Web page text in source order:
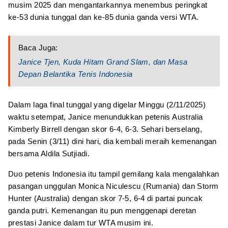
musim 2025 dan mengantarkannya menembus peringkat
ke-53 dunia tunggal dan ke-85 dunia ganda versi WTA.
Baca Juga:
Janice Tjen, Kuda Hitam Grand Slam, dan Masa
Depan Belantika Tenis Indonesia
Dalam laga final tunggal yang digelar Minggu (2/11/2025)
waktu setempat, Janice menundukkan petenis Australia
Kimberly Birrell dengan skor 6-4, 6-3. Sehari berselang,
pada Senin (3/11) dini hari, dia kembali meraih kemenangan
bersama Aldila Sutjiadi.
Duo petenis Indonesia itu tampil gemilang kala mengalahkan
pasangan unggulan Monica Niculescu (Rumania) dan Storm
Hunter (Australia) dengan skor 7-5, 6-4 di partai puncak
ganda putri. Kemenangan itu pun menggenapi deretan
prestasi Janice dalam tur WTA musim ini.